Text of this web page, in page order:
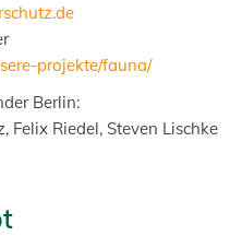
projekte/fauna/
Berlin:
Felix Riedel, Steven Lischke